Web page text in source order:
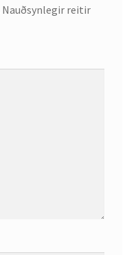
Nauðsynlegir reitir